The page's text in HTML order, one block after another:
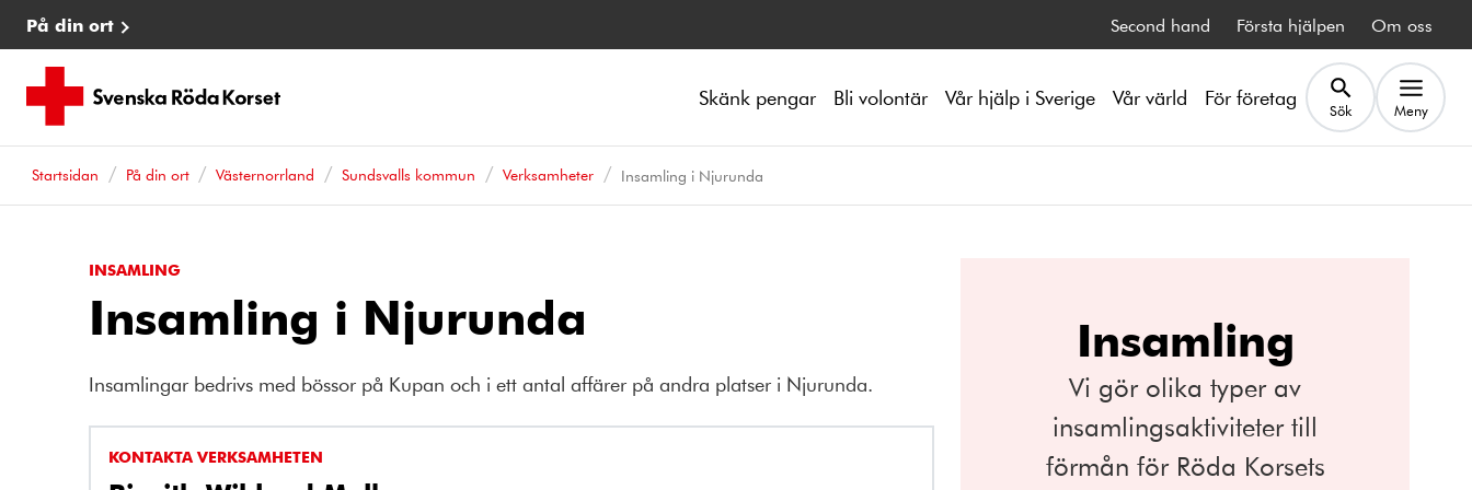
På din ort Second hand Första hjälpen Om oss
Skänk pengar Bli volontär Vår hjälp i Sverige Vår värld För företag Sök Meny
Startsidan På din ort Västernorrland Sundsvalls kommun Verksamheter Insamling i Njurunda
INSAMLING
Insamling i Njurunda
Insamlingar bedrivs med bössor på Kupan och i ett antal affärer på andra platser i Njurunda.
KONTAKTA VERKSAMHETEN
Insamling
Vi gör olika typer av
insamlingsaktiviteter till
förmån för Röda Korsets